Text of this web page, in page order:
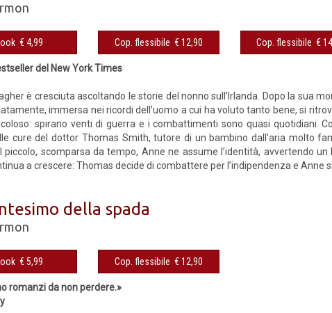
eBook € 4,99 Cop. flessibile € 12,90 Cop.
del New York Times
è cresciuta ascoltando le storie del nonno sull’Irlanda. Dopo la sua
immersa nei ricordi dell’uomo a cui ha voluto tanto bene, si
spirano venti di guerra e i combattimenti sono quasi quotidiani.
cure del dottor Thomas Smith, tutore di un bambino dall’aria molto
piccolo, scomparsa da tempo, Anne ne assume l’identità, avvertendo
a crescere: Thomas decide di combattere per l’indipendenza e Anne
della spada
eBook € 5,99 Cop. flessibile € 12,90
romanzi da non perdere.»